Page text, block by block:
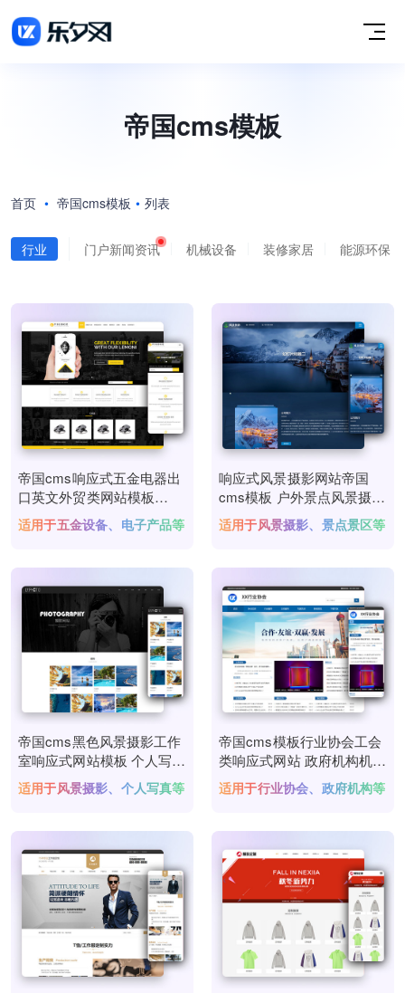
帝国cms模板
首页 • 帝国cms模板 • 列表
行业 门户新闻资讯 机械设备 装修家居 能源环保
帝国cms响应式五金电器出
口英文外贸类网站模板
HTML5五金电子产品外贸网
站源码
适用于五金设备、电子产品等
响应式风景摄影网站帝国
cms模板 户外景点风景摄影
机构网站源码
适用于风景摄影、景点景区等
帝国cms黑色风景摄影工作
室响应式网站模板 个人写真
拍照网站源码
适用于风景摄影、个人写真等
帝国cms模板行业协会工会
类响应式网站 政府机构机关
单位网站模板源码
适用于行业协会、政府机构等